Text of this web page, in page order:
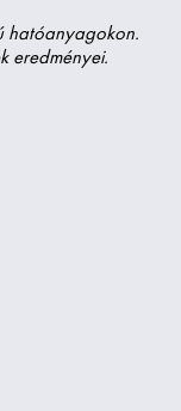
hatóanyagokon.
eredményei.